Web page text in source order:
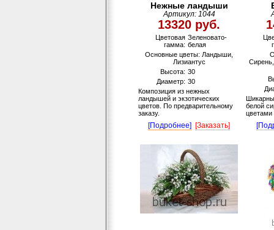
Нежные ландыши
Артикул: 1044
13320 руб.
Цветовая
гамма:
Зеленовато-
белая
Основные цветы: Ландыши,
Лизиантус
Высота: 30
Диаметр: 30
Композиция из нежных
ландышей и экзотических
цветов. По предварительному
заказу.
белой
цветами
[Подробнее] [Заказать]